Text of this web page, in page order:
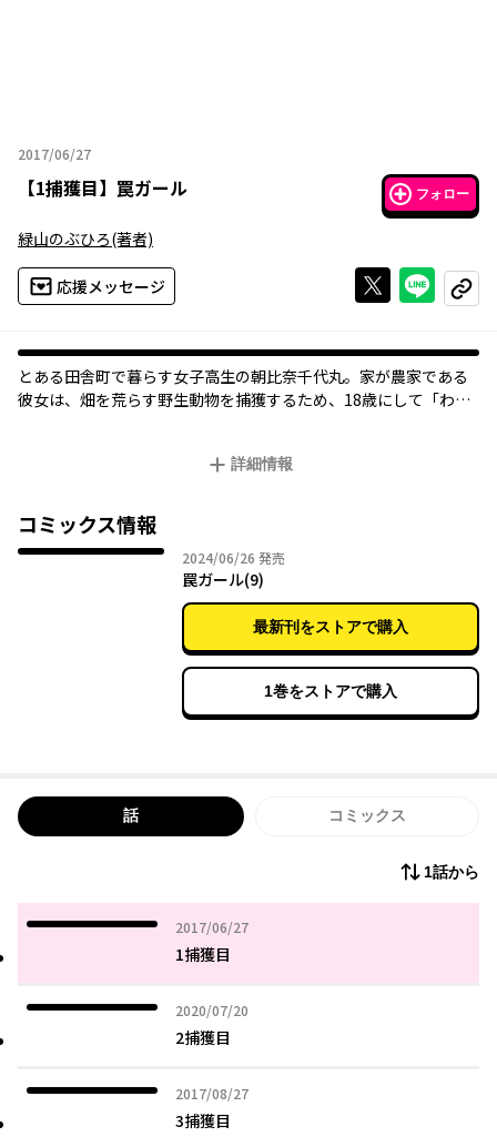
2017/06/27
2017年06月27日
【1捕獲目】 罠ガール フォロー
緑山のぶひろ(著者)
応援メッセージ Xで投稿する
ライン
コピー
とある田舎町で暮らす女子高生の朝比奈千代丸。家が農家である
彼女は、畑を荒らす野生動物を捕獲するため、18歳にして「わな
詳細情報
コミックス情報
2024/06/26 2024年06月26日
発売
罠ガール(9)
最新刊をストアで購入
1巻をストアで購入
話 コミックス
1話から
2017/06/27
2017年06月27日
1捕獲目
2020/07/20
2020年07月20日
2捕獲目
2017/08/27
2017年08月27日
3捕獲目